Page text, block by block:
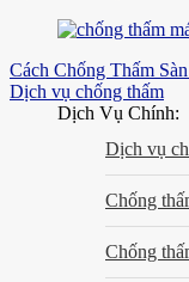
Cách Chống Thấm
Dịch vụ chống thấm
Dịch Vụ Chính:
Dịch vụ
Chống
Chống